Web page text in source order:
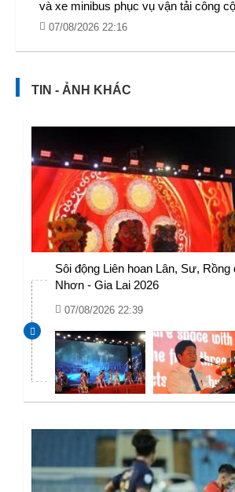
và xe minibus phục vụ vận tải công
07/08/2026 22:16
TIN - ẢNH KHÁC
Sôi động Liên hoan Lân, Sư, Rồng
Nhơn - Gia Lai 2026
07/08/2026 22:39